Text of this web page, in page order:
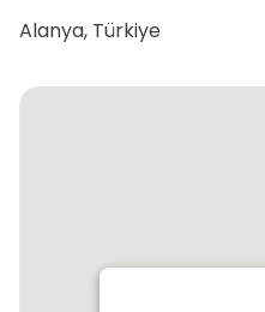
Alanya, Türkiye